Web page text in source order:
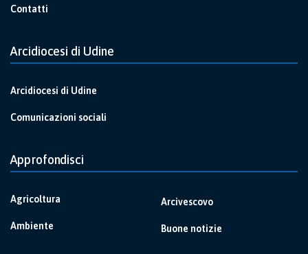
Contatti
Arcidiocesi di Udine
Arcidiocesi di Udine
Comunicazioni sociali
Approfondisci
Agricoltura
Ambiente
Arcivescovo
Buone notizie